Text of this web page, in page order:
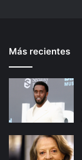
Más recientes